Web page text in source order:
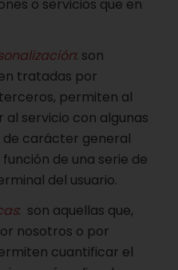
o servicios que en
: son
tratadas por
permiten al
al servicio con algunas
carácter general
de una serie de
del usuario.
: son aquellas que,
nosotros o por
cuantificar el